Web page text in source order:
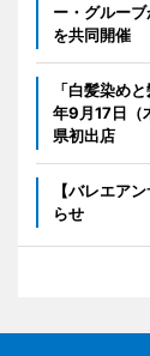
ー・グルー
を共同開催
「白髪染め
年9月17日（
県初出店
【バレエア
らせ